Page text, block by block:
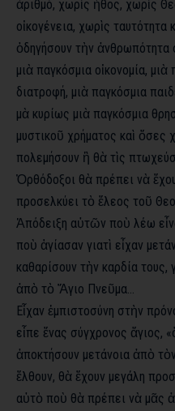
ἀριθμό, χωρὶς ἦθος, χωρὶς
οἰκογένεια, χωρὶς
ὁδηγήσουν τὴν ἀνθρωπότητα
μιὰ παγκόσμια οἰκονομία,
διατροφή, μιὰ παγκόσμια
μὰ κυρίως μιὰ παγκόσμια
μυστικοῦ χρήματος καὶ ὅσες
πολεμήσουν ἢ θὰ τὶς
Ὀρθόδοξοι θὰ πρέπει νὰ
προσελκύει τὸ ἔλεος τοῦ
Ἀπόδειξη αὐτῶν ποὺ λέω
ποὺ ἁγίασαν γιατὶ εἶχαν
καθαρίσουν τὴν καρδία
ἀπὸ τὸ Ἅγιο Πνεῦμα…
Εἶχαν ἐμπιστοσύνη στὴν
εἶπε ἕνας σύγχρονος ἅγιος,
ἀποκτήσουν μετάνοια ἀπὸ
ἔλθουν, θὰ ἔχουν μεγάλη
αὐτὸ ποὺ θὰ πρέπει νὰ μᾶς